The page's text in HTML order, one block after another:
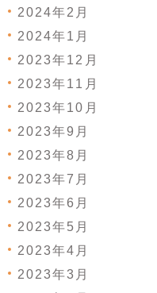
2024年2月
2024年1月
2023年12月
2023年11月
2023年10月
2023年9月
2023年8月
2023年7月
2023年6月
2023年5月
2023年4月
2023年3月